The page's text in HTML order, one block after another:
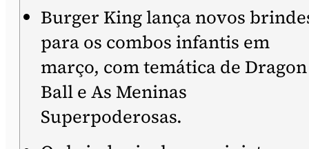
Burger King lança novos
para os combos infantis em
março, com temática de Dragon
Ball e As Meninas
Superpoderosas.